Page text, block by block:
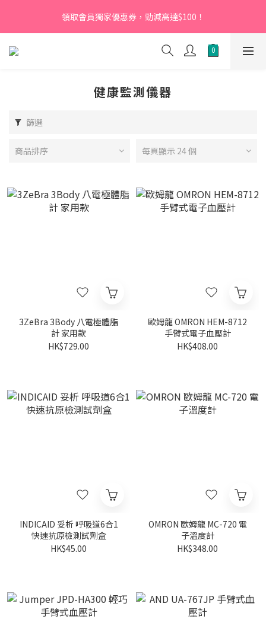
【新會員】即日起至2026月12月31日，首次下單輸入優惠碼
「NEW95」即可享95折
領取會員獨家優惠券，勁減高達$100！
【新會員】即日起至2026月12月31日，首次下單輸入優惠碼
「NEW95」即可享95折
健康監測儀器
篩選
商品排序 每頁顯示 24 個
3ZeBra 3Body 八電極體脂
計 家用款
HK$729.00
歐姆龍 OMRON HEM-8712
手臂式電子血壓計
HK$408.00
INDICAID 妥析 呼吸道6合1
快速抗原檢測試劑盒
HK$45.00
OMRON 歐姆龍 MC-720 電
子溫度計
HK$348.00